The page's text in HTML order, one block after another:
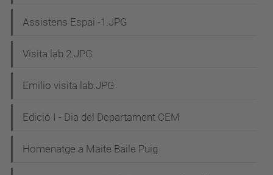
Assistens Espai -1.JPG
Visita lab 2.JPG
Emilio visita lab.JPG
Edició I - Dia del Departament CEM
Homenatge a Maite Baile Puig